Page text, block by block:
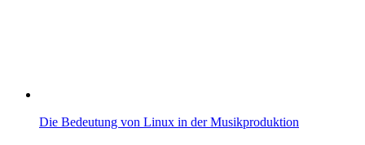
Die Bedeutung von Linux in der Musikproduktion